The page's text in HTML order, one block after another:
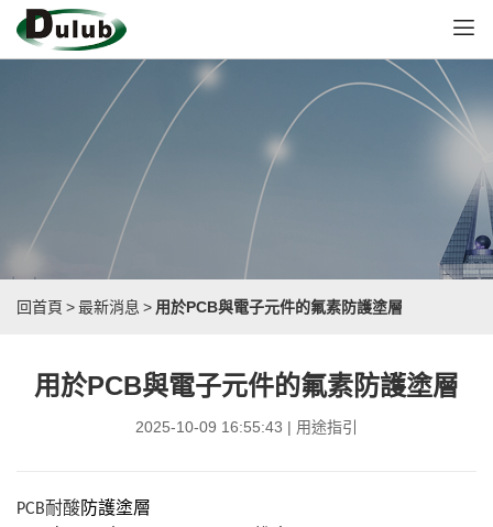
回首頁 >最新消息 > 用於PCB與電子元件的氟素防護塗層
用於PCB與電子元件的氟素防護塗層
2025-10-09 16:55:43 | 用途指引
PCB耐酸防護塗層